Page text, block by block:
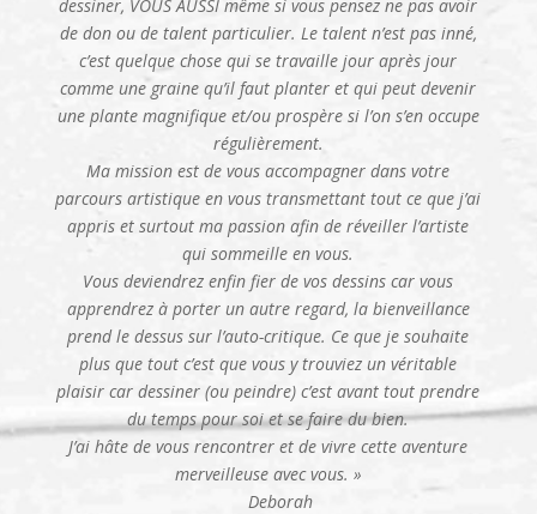
dessiner, VOUS AUSSI même si vous pensez ne pas avoir
de don ou de talent particulier. Le talent n’est pas inné,
c’est quelque chose qui se travaille jour après jour
comme une graine qu’il faut planter et qui peut devenir
une plante magnifique et/ou prospère si l’on s’en occupe
régulièrement.
Ma mission est de vous accompagner dans votre
parcours artistique en vous transmettant tout ce que j’ai
appris et surtout ma passion afin de réveiller l’artiste
qui sommeille en vous.
Vous deviendrez enfin fier de vos dessins car vous
apprendrez à porter un autre regard, la bienveillance
prend le dessus sur l’auto-critique. Ce que je souhaite
plus que tout c’est que vous y trouviez un véritable
plaisir car dessiner (ou peindre) c’est avant tout prendre
du temps pour soi et se faire du bien.
J’ai hâte de vous rencontrer et de vivre cette aventure
merveilleuse avec vous. »
Deborah